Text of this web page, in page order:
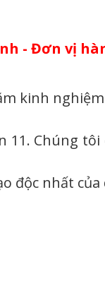
- Đơn vị
kinh
11. Chúng
độc nhất